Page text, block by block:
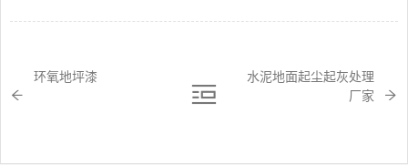
环氧地坪漆
水泥地面起尘起灰处理
厂家